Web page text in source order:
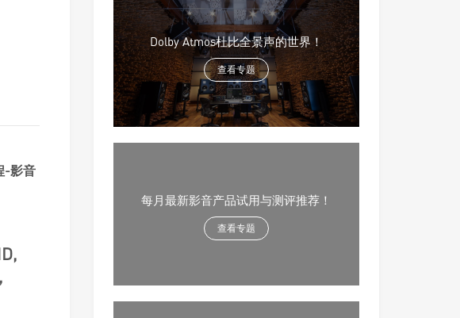
Dolby Atmos杜比全景声的世界！
查看专题
每月最新影音产品试用与测评推荐！
查看专题